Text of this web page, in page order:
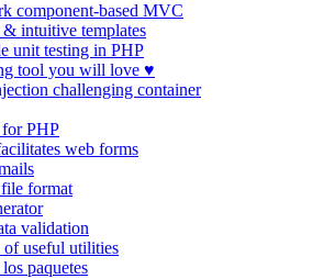
component-based MVC
& intuitive templates
unit testing in PHP
tool you will love ♥
challenging container
PHP
web forms
format
validation
useful utilities
paquetes